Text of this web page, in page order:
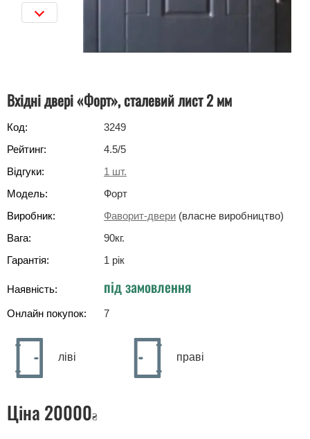
Вхідні двері «Форт», сталевий лист 2 мм
Код:
3249
Рейтинг:
4.5/5
Відгуки:
1 шт.
Модель:
Форт
Виробник:
Фаворит-двери (власне виробництво)
Вага:
90кг.
Гарантія:
1 рік
Наявність: під замовлення
Онлайн покупок: 7
ліві праві
Ціна 20000₴